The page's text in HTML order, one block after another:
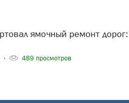
489 просмотров